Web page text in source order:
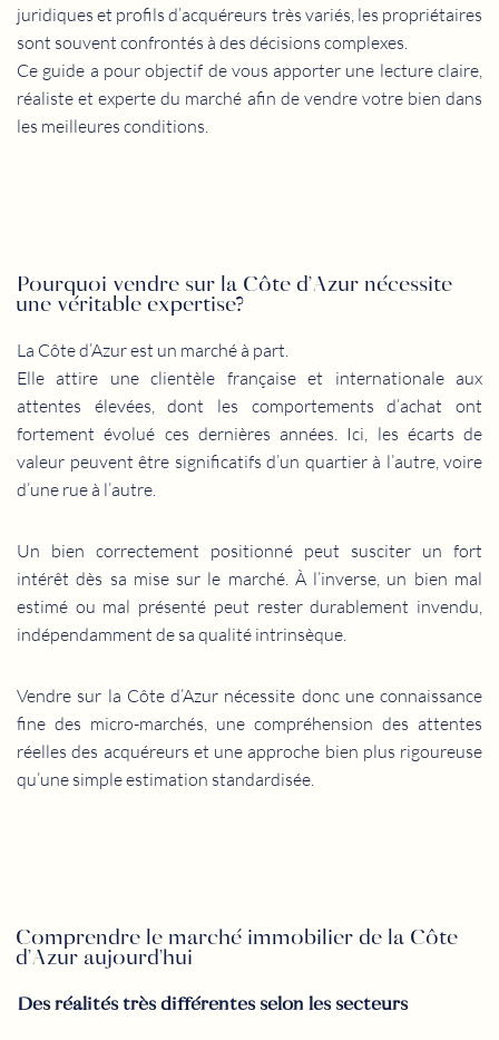
juridiques et profils d’acquéreurs très variés, les propriétaires
sont souvent confrontés à des décisions complexes.
Ce guide a pour objectif de vous apporter une lecture claire,
réaliste et experte du marché afin de vendre votre bien dans
les meilleures conditions.
Pourquoi vendre sur la Côte d’Azur nécessite
une véritable expertise?
La Côte d’Azur est un marché à part.
Elle attire une clientèle française et internationale aux
attentes élevées, dont les comportements d’achat ont
fortement évolué ces dernières années. Ici, les écarts de
valeur peuvent être significatifs d’un quartier à l’autre, voire
d’une rue à l’autre.
Un bien correctement positionné peut susciter un fort
intérêt dès sa mise sur le marché. À l’inverse, un bien mal
estimé ou mal présenté peut rester durablement invendu,
indépendamment de sa qualité intrinsèque.
Vendre sur la Côte d’Azur nécessite donc une connaissance
fine des micro-marchés, une compréhension des attentes
réelles des acquéreurs et une approche bien plus rigoureuse
qu’une simple estimation standardisée.
Comprendre le marché immobilier de la Côte
d’Azur aujourd’hui
Des réalités très différentes selon les secteurs